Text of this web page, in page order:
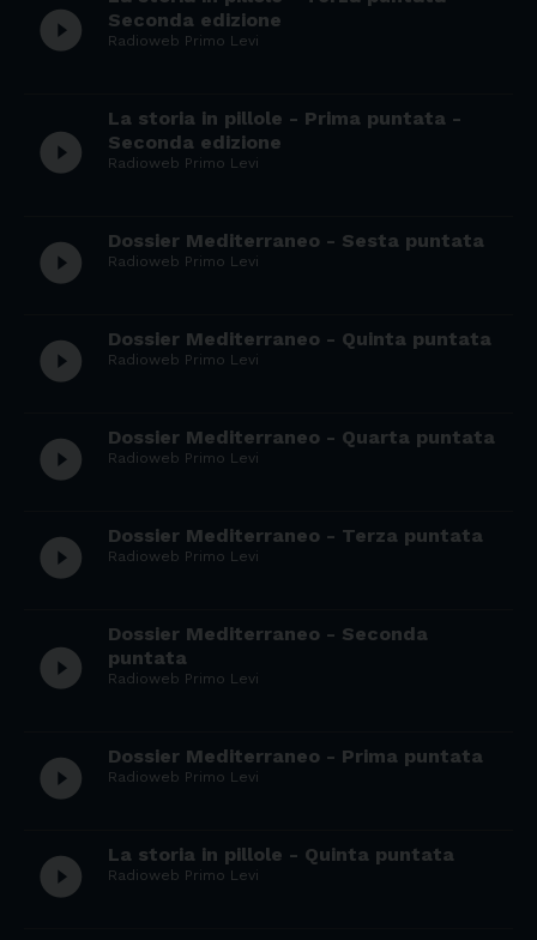
play_circle_filled
Seconda edizione
Radioweb Primo Levi
play_circle_filled
La storia in pillole - Prima puntata -
Seconda edizione
Radioweb Primo Levi
play_circle_filled Dossier Mediterraneo - Sesta puntata
Radioweb Primo Levi
play_circle_filled Dossier Mediterraneo - Quinta puntata
Radioweb Primo Levi
play_circle_filled Dossier Mediterraneo - Quarta puntata
Radioweb Primo Levi
play_circle_filled Dossier Mediterraneo - Terza puntata
Radioweb Primo Levi
play_circle_filled
Dossier Mediterraneo - Seconda
puntata
Radioweb Primo Levi
play_circle_filled Dossier Mediterraneo - Prima puntata
Radioweb Primo Levi
play_circle_filled La storia in pillole - Quinta puntata
Radioweb Primo Levi